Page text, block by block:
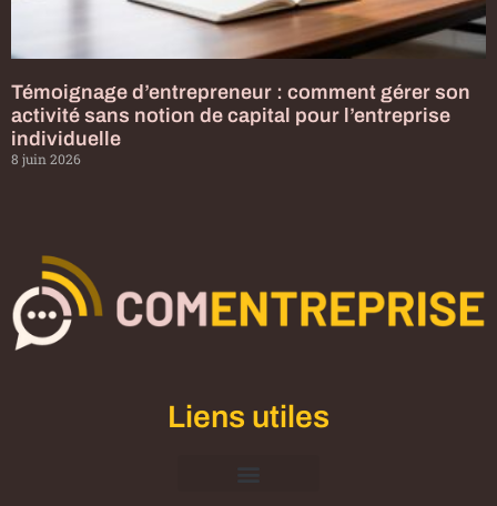
Témoignage d’entrepreneur : comment gérer son
activité sans notion de capital pour l’entreprise
individuelle
8 juin 2026
Liens utiles